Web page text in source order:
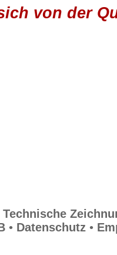
von der
• Datenschutz •